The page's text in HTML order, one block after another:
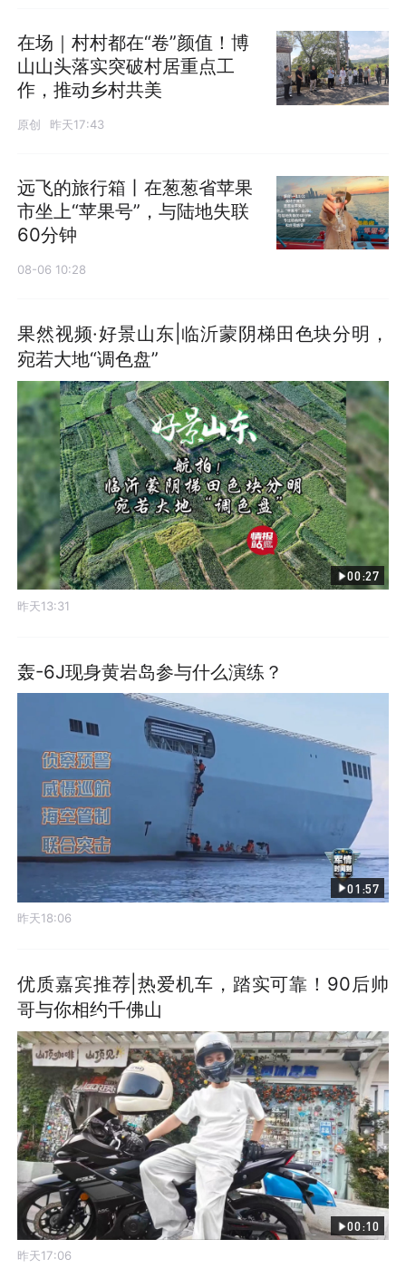
在场｜村村都在“卷”颜值！博
山山头落实突破村居重点工
作，推动乡村共美
原创 昨天17:43
远飞的旅行箱丨在葱葱省苹果
市坐上“苹果号”，与陆地失联
60分钟
08-06 10:28
果然视频·好景山东|临沂蒙阴梯田色块分明，
宛若大地“调色盘”
00:27
昨天13:31
轰-6J现身黄岩岛参与什么演练？
01:57
昨天18:06
优质嘉宾推荐|热爱机车，踏实可靠！90后帅
哥与你相约千佛山
00:10
昨天17:06